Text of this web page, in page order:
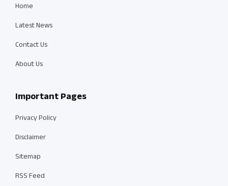
Home
Latest News
Contact Us
About Us
Important Pages
Privacy Policy
Disclaimer
Sitemap
RSS Feed